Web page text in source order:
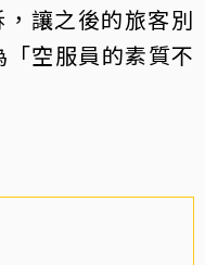
讓之後的旅客別
空服員的素質不